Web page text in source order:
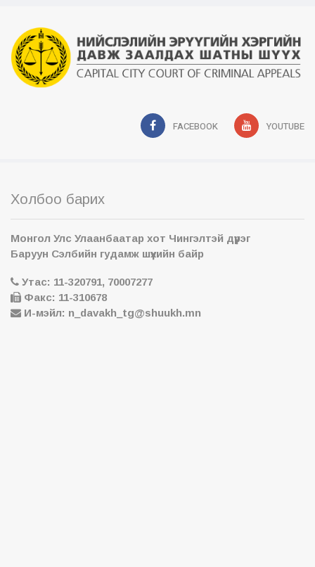
FACEBOOK YOUTUBE
Холбоо барих
Монгол Улс Улаанбаатар хот Чингэлтэй дүүрэг
Баруун Сэлбийн гудамж шүүхийн байр
Утас: 11-320791, 70007277
Факс: 11-310678
И-мэйл: n_davakh_tg@shuukh.mn